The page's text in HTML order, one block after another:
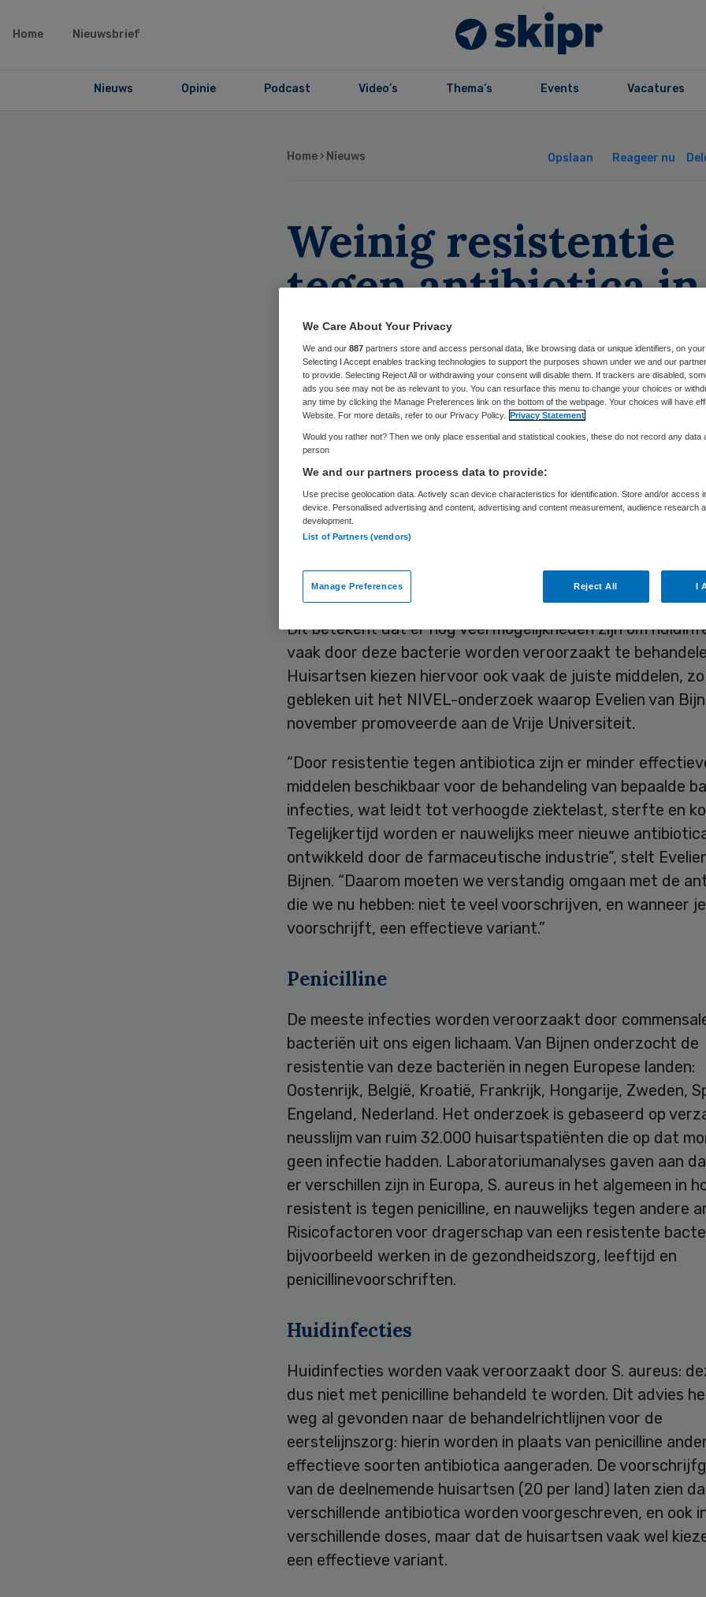
Home Nieuwsbrief
Nieuws Opinie Podcast Video’s Thema’s Events Vacatures
Home › Nieuws Opslaan Reageer nu
Weinig resistentie
tegen antibiotica in
Skipr Redactie 23 november 2015,11:28 29 keer gelezen
De bacterie Staphylococcus aureus is bij
vaak resistent tegen antibiotica dan bij
Resistentie tegen penicilline komt wel vaak voor (gemiddeld
procent), tegen veel andere antibiotica is dat minder dan 10
procent. Dat blijkt uit Europees onderzoek bij het NIVEL,
onderzoeksinsituut voor de zorg.
Dit betekent dat er nog veel mogelijkheden zijn om
vaak door deze bacterie worden veroorzaakt te
Huisartsen kiezen hiervoor ook vaak de juiste middelen,
gebleken uit het NIVEL-onderzoek waarop Evelien van
november promoveerde aan de Vrije Universiteit.
“Door resistentie tegen antibiotica zijn er minder
middelen beschikbaar voor de behandeling van bepaalde
infecties, wat leidt tot verhoogde ziektelast, sterfte en
Tegelijkertijd worden er nauwelijks meer nieuwe
ontwikkeld door de farmaceutische industrie”, stelt
Bijnen. “Daarom moeten we verstandig omgaan met de
die we nu hebben: niet te veel voorschrijven, en wanneer je
voorschrijft, een effectieve variant.”
Penicilline
De meeste infecties worden veroorzaakt door
bacteriën uit ons eigen lichaam. Van Bijnen onderzocht de
resistentie van deze bacteriën in negen Europese landen:
Oostenrijk, België, Kroatië, Frankrijk, Hongarije, Zweden,
Engeland, Nederland. Het onderzoek is gebaseerd op
neusslijm van ruim 32.000 huisartspatiënten die op dat
geen infectie hadden. Laboratoriumanalyses gaven aan
er verschillen zijn in Europa, S. aureus in het algemeen in
resistent is tegen penicilline, en nauwelijks tegen andere
Risicofactoren voor dragerschap van een resistente
bijvoorbeeld werken in de gezondheidszorg, leeftijd en
penicillinevoorschriften.
Huidinfecties
Huidinfecties worden vaak veroorzaakt door S. aureus:
dus niet met penicilline behandeld te worden. Dit advies
weg al gevonden naar de behandelrichtlijnen voor de
eerstelijnszorg: hierin worden in plaats van penicilline
effectieve soorten antibiotica aangeraden. De
van de deelnemende huisartsen (20 per land) laten zien
verschillende antibiotica worden voorgeschreven, en ook
verschillende doses, maar dat de huisartsen vaak wel
een effectieve variant.
We Care About Your Privacy
We and our 887 partners store and access personal data, like browsing data or unique identifiers, on your
Selecting I Accept enables tracking technologies to support the purposes shown under we and our
to provide. Selecting Reject All or withdrawing your consent will disable them. If trackers are disabled,
ads you see may not be as relevant to you. You can resurface this menu to change your choices or
any time by clicking the Manage Preferences link on the bottom of the webpage. Your choices will have
Website. For more details, refer to our Privacy Policy. Privacy Statement
Would you rather not? Then we only place essential and statistical cookies, these do not record any data
person
We and our partners process data to provide:
Use precise geolocation data. Actively scan device characteristics for identification. Store and/or access
device. Personalised advertising and content, advertising and content measurement, audience research
development.
List of Partners (vendors)
Manage Preferences Reject All I